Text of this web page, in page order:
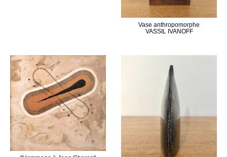
Vase anthropomorphe
VASSIL IVANOFF